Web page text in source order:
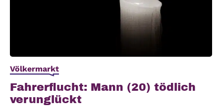
Völkermarkt
Fah­rer­flucht: Mann (20) töd­lich
ver­un­glückt